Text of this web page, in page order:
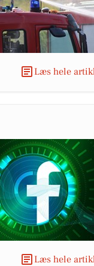
Læs hele
Læs hele